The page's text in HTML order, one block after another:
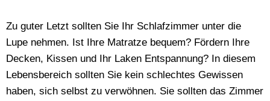
Zu guter Letzt sollten Sie Ihr Schlafzimmer unter die
Lupe nehmen. Ist Ihre Matratze bequem? Fördern Ihre
Decken, Kissen und Ihr Laken Entspannung? In diesem
Lebensbereich sollten Sie kein schlechtes Gewissen
haben, sich selbst zu verwöhnen. Sie sollten das Zimmer